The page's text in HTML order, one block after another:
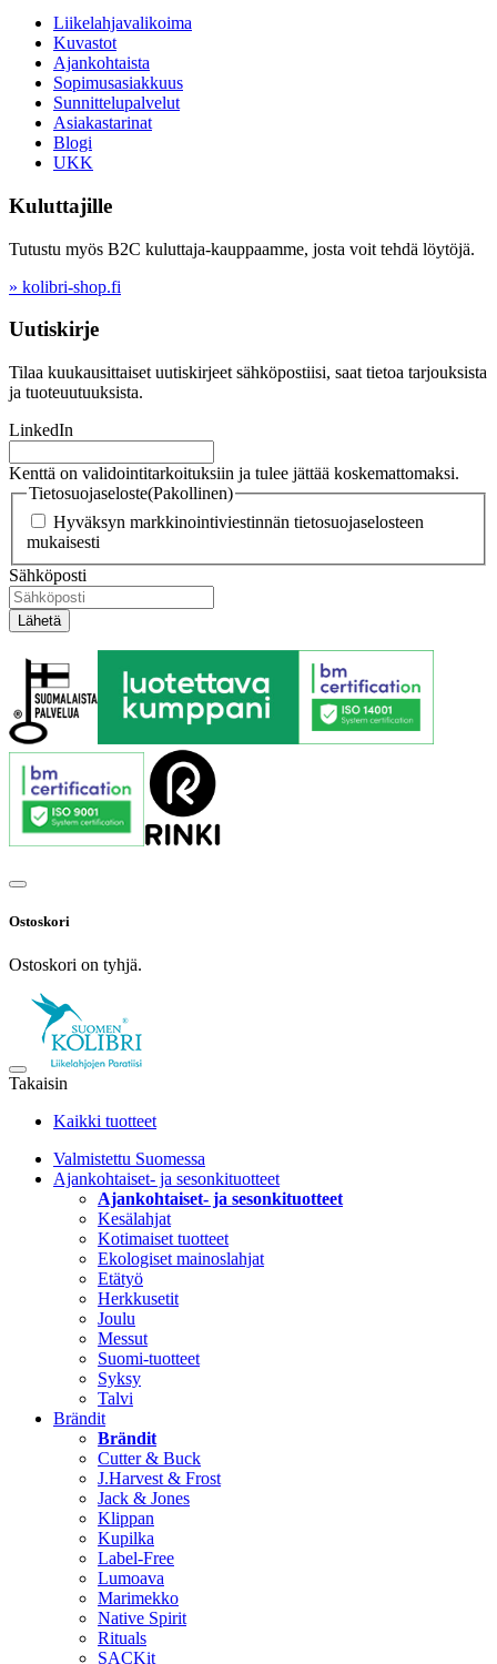
Liikelahjavalikoima
Kuvastot
Ajankohtaista
Sopimusasiakkuus
Sunnittelupalvelut
Asiakastarinat
Blogi
UKK
Kuluttajille
Tutustu myös B2C kuluttaja-kauppaamme, josta voit tehdä löytöjä.
» kolibri-shop.fi
Uutiskirje
Tilaa kuukausittaiset uutiskirjeet sähköpostiisi, saat tietoa tarjouksista
ja tuoteuutuuksista.
LinkedIn
Kenttä on validointitarkoituksiin ja tulee jättää koskemattomaksi.
Tietosuojaseloste(Pakollinen)
Hyväksyn markkinointiviestinnän tietosuojaselosteen
mukaisesti
Sähköposti
Ostoskori
Ostoskori on tyhjä.
Takaisin
Kaikki tuotteet
Valmistettu Suomessa
Ajankohtaiset- ja sesonkituotteet
Ajankohtaiset- ja sesonkituotteet
Kesälahjat
Kotimaiset tuotteet
Ekologiset mainoslahjat
Etätyö
Herkkusetit
Joulu
Messut
Suomi-tuotteet
Syksy
Talvi
Brändit
Brändit
Cutter & Buck
J.Harvest & Frost
Jack & Jones
Klippan
Kupilka
Label-Free
Lumoava
Marimekko
Native Spirit
Rituals
SACKit